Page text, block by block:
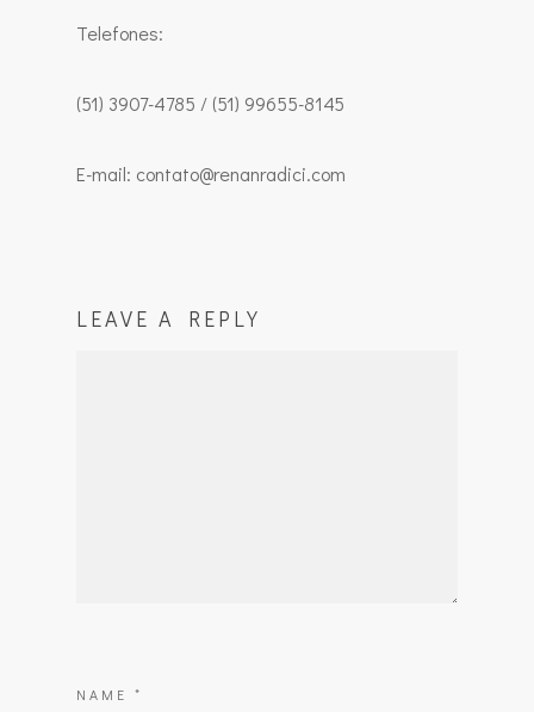
Telefones:
(51) 3907-4785 / (51) 99655-8145
E-mail: contato@renanradici.com
LEAVE A REPLY
NAME *